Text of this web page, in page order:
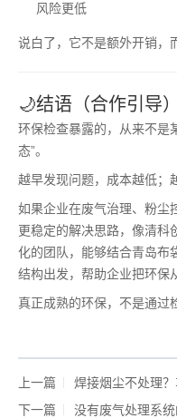
风险更低
说白了，它不是额外开销，
🌙结语（合作引导）
环保检查暴露的，从来不是
态”。
越早发现问题，成本越低；
如果企业在废气治理、粉尘
更稳定的解决思路，像清科
化的团队，能够结合青岛布
结构出发，帮助企业把环保
真正成熟的环保，不是通过
上一篇
焊接烟尘不处理
下一篇
没有废气处理系